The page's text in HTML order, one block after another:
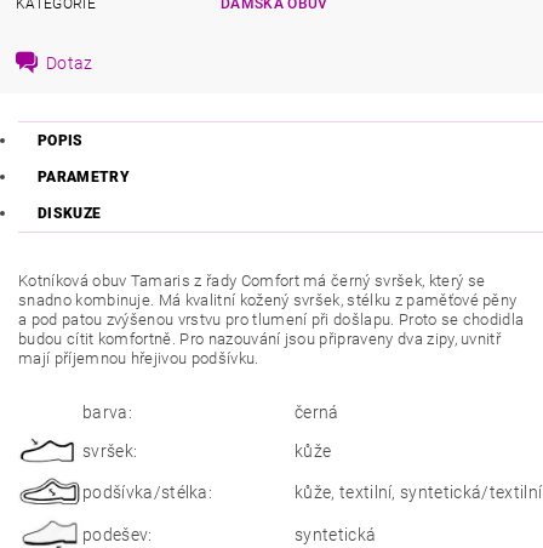
Dotaz
POPIS
PARAMETRY
DISKUZE
Kotníková obuv Tamaris z řady Comfort má černý svršek, který se
snadno kombinuje. Má kvalitní kožený svršek, stélku z paměťové pěny
a pod patou zvýšenou vrstvu pro tlumení při došlapu. Proto se chodidla
budou cítit komfortně. Pro nazouvání jsou připraveny dva zipy, uvnitř
mají příjemnou hřejivou podšívku.
barva:
černá
svršek:
kůže
podšívka/stélka: kůže, textilní, syntetická/textilní
podešev: syntetická